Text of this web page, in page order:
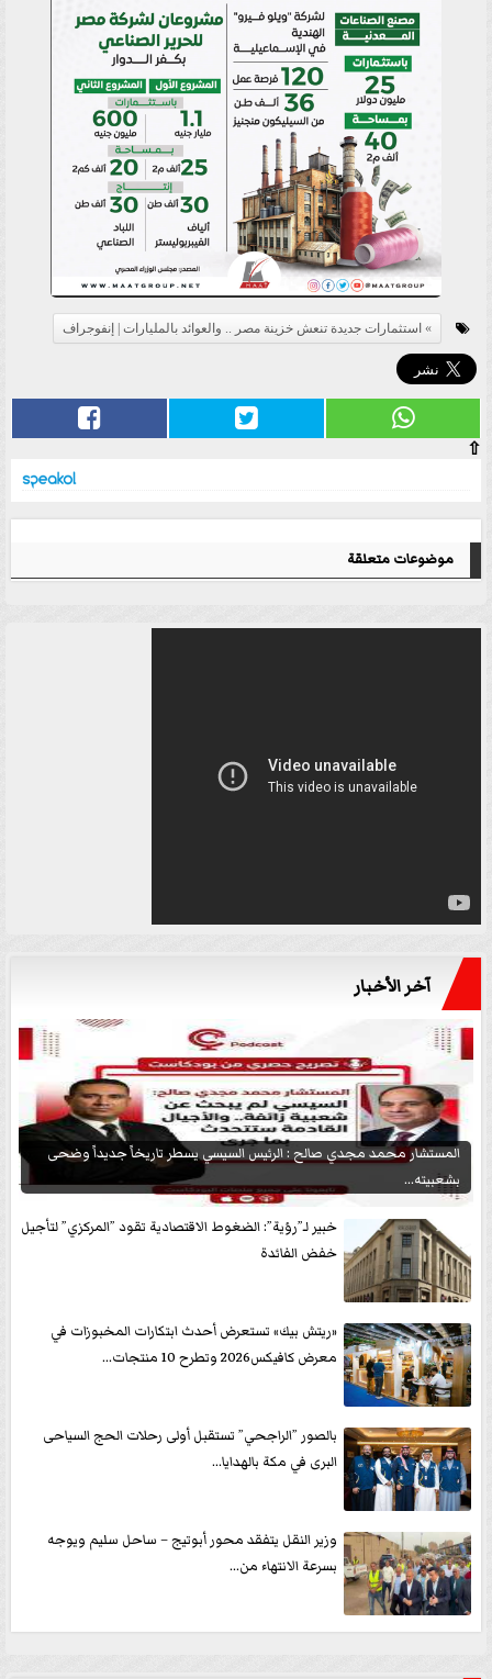
استثمارات جديدة تنعش خزينة مصر .. والعوائد بالمليارات | إنفوجراف
⇧
موضوعات متعلقة
آخر الأخبار
المستشار محمد مجدي صالح : الرئيس السيسي يسطر تاريخاً جديداً وضحى
بشعبيته...
خبير لـ”رؤية”: الضغوط الاقتصادية تقود ”المركزي” لتأجيل
خفض الفائدة
«ريتش بيك» تستعرض أحدث ابتكارات المخبوزات في
معرض كافيكس2026 وتطرح 10 منتجات...
بالصور ”الراجحي” تستقبل أولى رحلات الحج السياحى
البرى في مكة بالهدايا...
وزير النقل يتفقد محور أبوتيج – ساحل سليم ويوجه
بسرعة الانتهاء من...